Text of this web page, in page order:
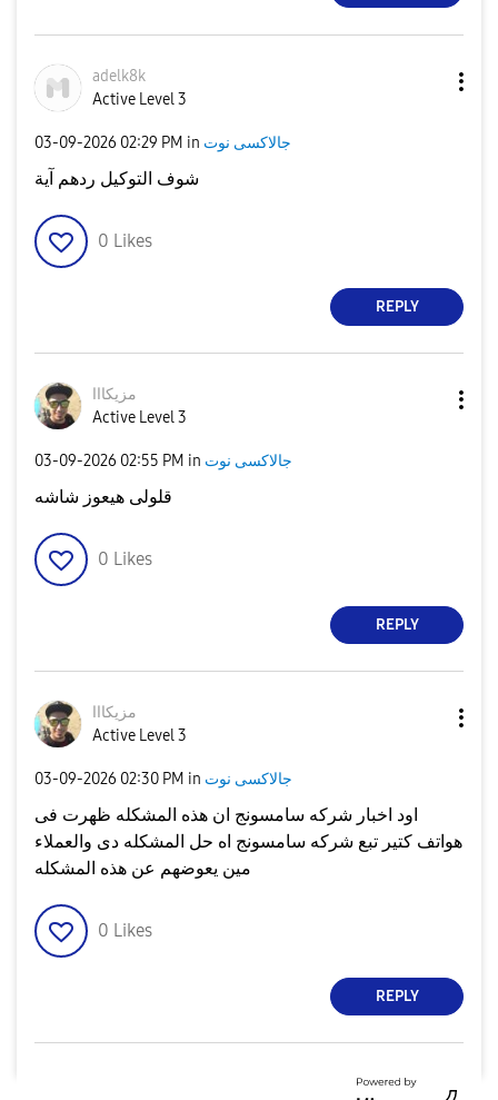
adelk8k
Active Level 3
‎03-09-2026 02:29 PM in جالاكسى نوت
شوف التوكيل ردهم آية
0 Likes
REPLY
مزيكااا
Active Level 3
‎03-09-2026 02:55 PM in جالاكسى نوت
قلولى هيعوز شاشه
0 Likes
REPLY
مزيكااا
Active Level 3
‎03-09-2026 02:30 PM in جالاكسى نوت
اود اخبار شركه سامسونج ان هذه المشكله ظهرت فى
هواتف كتير تبع شركه سامسونج اه حل المشكله دى والعملاء
مين يعوضهم عن هذه المشكله
0 Likes
REPLY